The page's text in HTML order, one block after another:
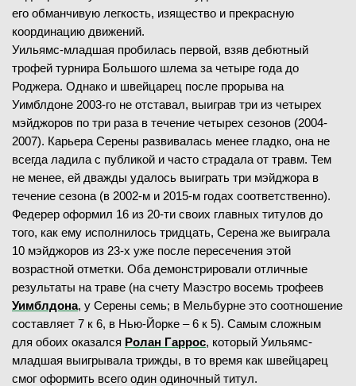
его обманчивую легкость, изящество и прекрасную
координацию движений.
Уильямс-младшая пробилась первой, взяв дебютный
трофей турнира Большого шлема за четыре года до
Роджера. Однако и швейцарец после прорыва на
Уимблдоне 2003-го не отставал, выиграв три из четырех
мэйджоров по три раза в течение четырех сезонов (2004-
2007). Карьера Серены развивалась менее гладко, она не
всегда ладила с публикой и часто страдала от травм. Тем
не менее, ей дважды удалось выиграть три мэйджора в
течение сезона (в 2002-м и 2015-м годах соответственно).
Федерер оформил 16 из 20-ти своих главных титулов до
того, как ему исполнилось тридцать, Серена же выиграла
10 мэйджоров из 23-х уже после пересечения этой
возрастной отметки. Оба демонстрировали отличные
результаты на траве (на счету Маэстро восемь трофеев
Уимблдона, у Серены семь; в Мельбурне это соотношение
составляет 7 к 6, в Нью-Йорке – 6 к 5). Самым сложным
для обоих оказался Ролан Гаррос, который Уильямс-
младшая выигрывала трижды, в то время как швейцарец
смог оформить всего один одиночный титул.